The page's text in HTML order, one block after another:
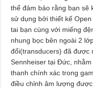
thể đảm bảo rằng bạn sẽ
sử dụng bởi thiết kế
tai bạn cùng với miếng
nhung bọc bên ngoài 2
đổi(transducers) đã được
Sennheiser tại Đức,
thanh chính xác trong
điều chỉnh âm lượng